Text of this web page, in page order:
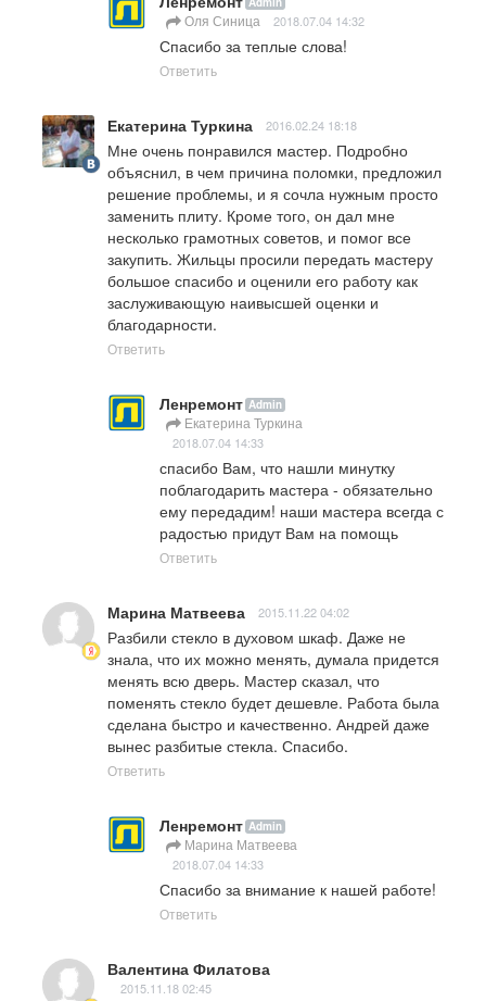
Оля Синица 2018.07.04 14:32
Спасибо за теплые слова!
Ответить
Екатерина Туркина 2016.02.24 18:18
Мне очень понравился мастер. Подробно
объяснил, в чем причина поломки, предложил
решение проблемы, и я сочла нужным просто
заменить плиту. Кроме того, он дал мне
несколько грамотных советов, и помог все
закупить. Жильцы просили передать мастеру
большое спасибо и оценили его работу как
заслуживающую наивысшей оценки и
благодарности.
Ответить
Ленремонт Admin
Екатерина Туркина
2018.07.04 14:33
спасибо Вам, что нашли минутку
поблагодарить мастера - обязательно
ему передадим! наши мастера всегда с
радостью придут Вам на помощь
Ответить
Марина Матвеева 2015.11.22 04:02
Разбили стекло в духовом шкаф. Даже не
знала, что их можно менять, думала придется
менять всю дверь. Мастер сказал, что
поменять стекло будет дешевле. Работа была
сделана быстро и качественно. Андрей даже
вынес разбитые стекла. Спасибо.
Ответить
Ленремонт Admin
Марина Матвеева
2018.07.04 14:33
Спасибо за внимание к нашей работе!
Ответить
Валентина Филатова
2015.11.18 02:45